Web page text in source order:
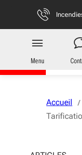
Vous naviguez en mode
en
Menu
Accueil